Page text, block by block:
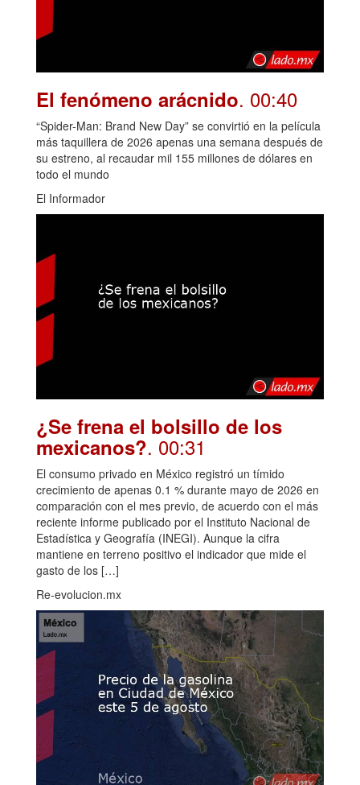
El fenómeno arácnido. 00:40
“Spider-Man: Brand New Day” se convirtió en la película
más taquillera de 2026 apenas una semana después de
su estreno, al recaudar mil 155 millones de dólares en
todo el mundo
El Informador
¿Se frena el bolsillo de los
mexicanos?. 00:31
El consumo privado en México registró un tímido
crecimiento de apenas 0.1 % durante mayo de 2026 en
comparación con el mes previo, de acuerdo con el más
reciente informe publicado por el Instituto Nacional de
Estadística y Geografía (INEGI). Aunque la cifra
mantiene en terreno positivo el indicador que mide el
gasto de los […]
Re-evolucion.mx